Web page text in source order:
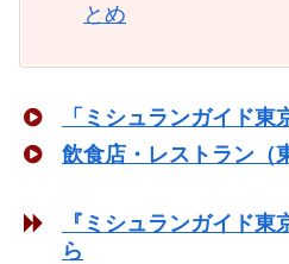
とめ
「ミシュランガイド東
飲食店・レストラン（
『ミシュランガイド
ら